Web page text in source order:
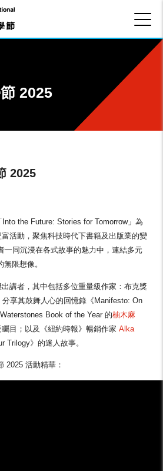
2025
2025
the Future: Stories for Tomorrow」為
活動，聚焦科技時代下書籍及出版業的變
一同沉浸在各式故事的魅力中，連結多元
限想像。
講者，其中包括多位重量級作家：布克獎
分享其鼓舞人心的回憶錄《Manifesto: On
Book of the Year 的柚木麻
矚目；以及《紐約時報》暢銷作家Alka
Trilogy》的迷人故事。
2025 活動精華：